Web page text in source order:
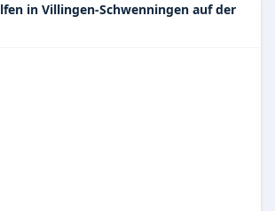
in Villingen-Schwenningen auf der